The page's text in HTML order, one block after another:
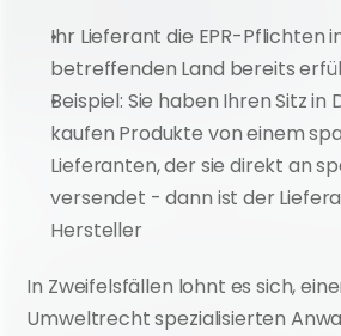
Ihr Lieferant die EPR-Pflichten
betreffenden Land bereits
Beispiel: Sie haben Ihren Sitz in
kaufen Produkte von einem
Lieferanten, der sie direkt an
versendet - dann ist der
Hersteller
In Zweifelsfällen lohnt es sich,
Umweltrecht spezialisierten